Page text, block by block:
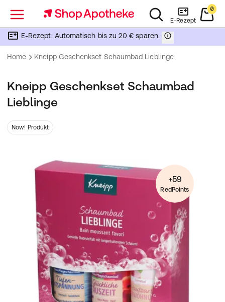
Menü E-Rezept
0
E-Rezept: Automatisch bis zu 20 € sparen.
Home Kneipp Geschenkset Schaumbad Lieblinge
Kneipp Geschenkset Schaumbad
Lieblinge
Now! Produkt
+59
RedPoints